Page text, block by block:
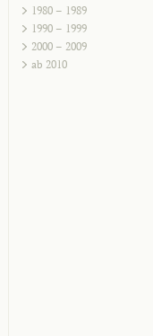
1980 – 1989
1990 – 1999
2000 – 2009
ab 2010